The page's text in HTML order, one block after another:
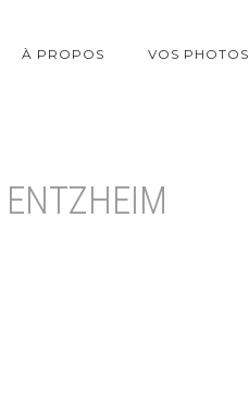
À PROPOS VOS PHOTOS